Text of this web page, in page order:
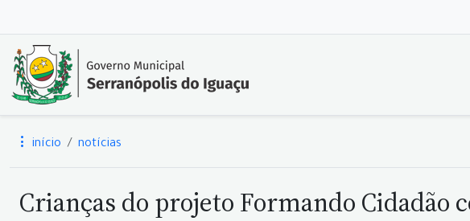
início notícias
Crianças do projeto Formando Cidadão